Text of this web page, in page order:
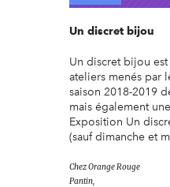
Un discret bijou
Un discret bijou
ateliers menés par
saison 2018-2019
mais également
Exposition Un
(sauf dimanche et
ChezOrange Rouge
Pantin,